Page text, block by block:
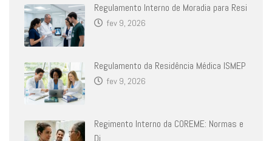
Regulamento Interno de Moradia para Resi
fev 9, 2026
Regulamento da Residência Médica ISMEP
fev 9, 2026
Regimento Interno da COREME: Normas e
Di